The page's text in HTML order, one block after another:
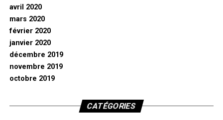
avril 2020
mars 2020
février 2020
janvier 2020
décembre 2019
novembre 2019
octobre 2019
CATÉGORIES